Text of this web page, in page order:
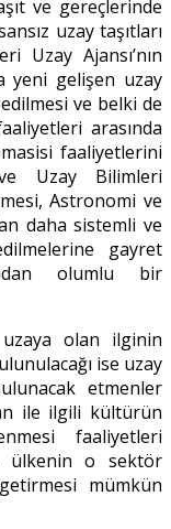
ve gereçlerinde
uzay taşıtları
Uzay Ajansı’nın
yeni gelişen uzay
ve belki de
arasında
faaliyetlerini
Uzay Bilimleri
Astronomi ve
daha sistemli ve
gayret
olumlu bir
olan ilginin
ise uzay
etmenler
ile ilgili kültürün
faaliyetleri
ülkenin o sektör
mümkün